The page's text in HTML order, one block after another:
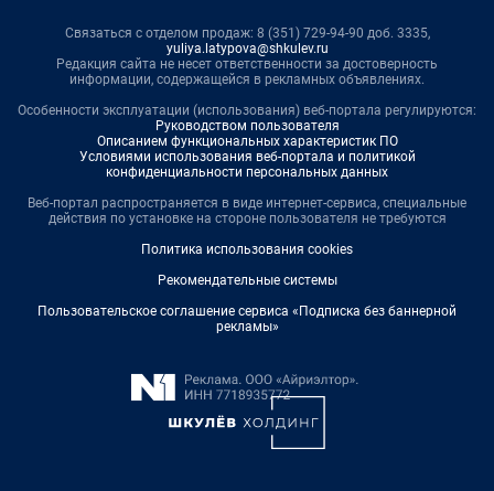
Связаться с отделом продаж: 8 (351) 729-94-90 доб. 3335,
yuliya.latypova@shkulev.ru
Редакция сайта не несет ответственности за достоверность
информации, содержащейся в рекламных объявлениях.
Особенности эксплуатации (использования) веб-портала регулируются:
Руководством пользователя
Описанием функциональных характеристик ПО
Условиями использования веб-портала и политикой
конфиденциальности персональных данных
Веб-портал распространяется в виде интернет-сервиса, специальные
действия по установке на стороне пользователя не требуются
Политика использования cookies
Рекомендательные системы
Пользовательское соглашение сервиса «Подписка без баннерной
рекламы»